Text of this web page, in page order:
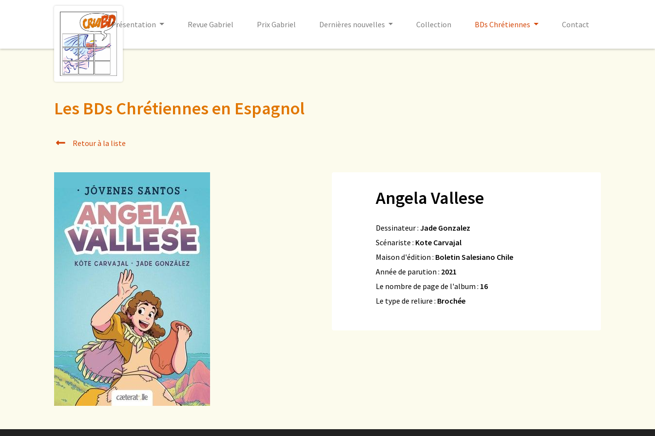
Présentation Revue Gabriel Prix Gabriel Dernières nouvelles Collection BDs Chrétiennes Contact
Les BDs Chrétiennes en Espagnol
Retour à la liste
Angela Vallese
Dessinateur : Jade Gonzalez
Scénariste : Kote Carvajal
Maison d'édition : Boletin Salesiano Chile
Année de parution : 2021
Le nombre de page de l'album : 16
Le type de reliure : Brochée